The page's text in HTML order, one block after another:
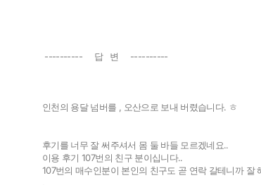
개인넘버
법인넘버
---------- 답 변 ----------
인천의 용달 넘버를 , 오산으로 보내 버렸습니다. ㅎ
후기를 너무 잘 써주셔서 몸 둘 바들 모르겠네요..
이용 후기 107번의 친구 분이십니다..
107번의 매수인분이 본인의 친구도 곧 연락 갈테니까 잘